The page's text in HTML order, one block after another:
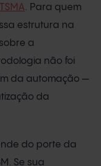
ITSMA. Para quem
estrutura na
a
não foi
da automação —
da
do porte da
Se sua